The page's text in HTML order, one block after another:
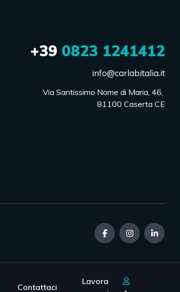
+390823 1241412
info@carlabitalia.it
Via Santissimo Nome di Maria, 46,
81100 Caserta CE
Contattaci
Lavora